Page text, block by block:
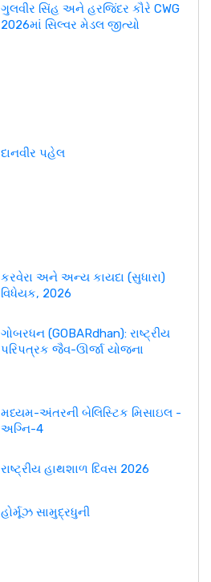
ગુલવીર સિંહ અને હરજિંદર કૌરે CWG
2026માં સિલ્વર મેડલ જીત્યો
દાનવીર પહેલ
કરવેરા અને અન્ય કાયદા (સુધારા)
વિધેયક, 2026
ગોબરધન (GOBARdhan): રાષ્ટ્રીય
પરિપત્રક જૈવ-ઊર્જા યોજના
મધ્યમ-અંતરની બેલિસ્ટિક મિસાઇલ -
અગ્નિ-4
રાષ્ટ્રીય હાથશાળ દિવસ 2026
હોર્મૂઝ સામુદ્રધુની